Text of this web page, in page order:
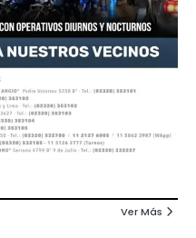
Ver Más